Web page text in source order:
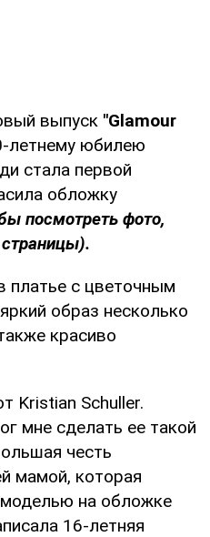
выпуск "Glamour
летнему юбилею
стала первой
обложку
посмотреть фото,
платье с цветочным
образ несколько
красиво
Kristian Schuller.
мне сделать ее такой
честь
мамой, которая
на обложке
16-летняя